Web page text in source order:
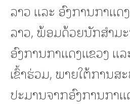
ລາວ ແລະ ອົງການກາແດ
ລາວ, ພ້ອມດ້ວຍນັກສຳມ
ອົງການກາແດງແຂວງ ແ
ເຂົ້າຮ່ວມ, ພາຍໃຕ້ການ
ປະມານຈາກອົງການກາແ